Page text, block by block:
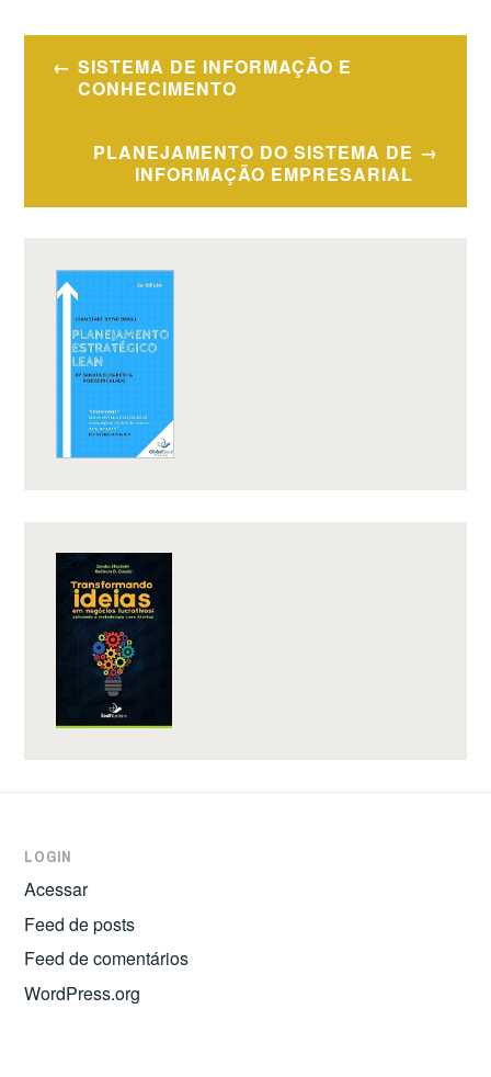
Navegação
SISTEMA DE INFORMAÇÃO E
CONHECIMENTO
PLANEJAMENTO DO SISTEMA DE
INFORMAÇÃO EMPRESARIAL
LOGIN
Acessar
Feed de posts
Feed de comentários
WordPress.org